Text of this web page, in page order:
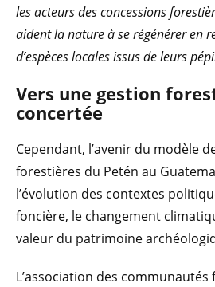
les acteurs des concessions
aident la nature à se régénérer en
d’espèces locales issus de leurs
Vers une gestion
concertée
Cependant, l’avenir du modèle
forestières du Petén au
l’évolution des contextes
foncière, le changement
valeur du patrimoine
L’association des